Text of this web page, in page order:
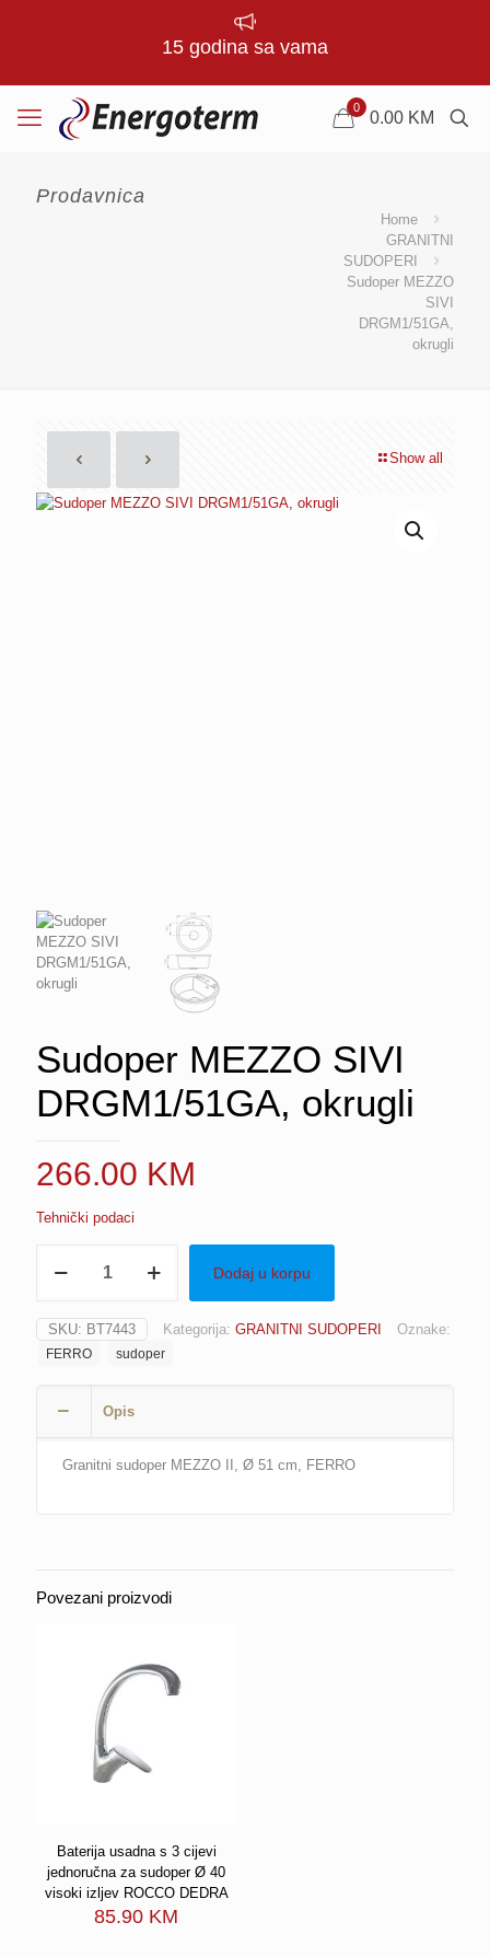
15 godina sa vama
0
0.00 KM
Prodavnica
Home
GRANITNI
SUDOPERI
Sudoper MEZZO
SIVI
DRGM1/51GA,
okrugli
Show all
Sudoper MEZZO SIVI
DRGM1/51GA, okrugli
266.00 KM
Tehnički podaci
MEZZO
DRGM1/51GA,
okrugli
količina
Dodaj u korpu
SKU: BT7443 Kategorija: GRANITNI SUDOPERI Oznake:
FERRO sudoper
Opis
Granitni sudoper MEZZO II, Ø 51 cm, FERRO
Povezani proizvodi
Baterija usadna s 3 cijevi
jednoručna za sudoper Ø 40
visoki izljev ROCCO DEDRA
85.90 KM